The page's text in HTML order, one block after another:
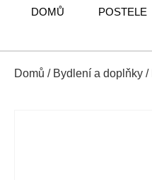
DOMŮ POSTELE
Domů / Bydlení a doplňky /